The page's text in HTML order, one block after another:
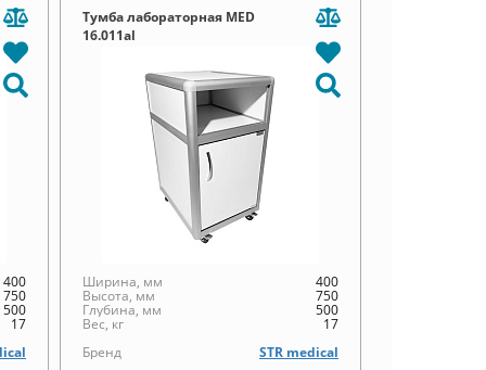
400
750
500
17
Тумба лабораторная MED
16.011al
Ширина, мм 400
Высота, мм 750
Глубина, мм 500
Вес, кг
17
Бренд
STR medical